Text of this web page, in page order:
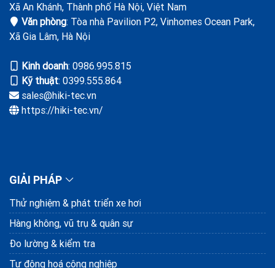
Molex VN tin dùng giải pháp và dịch vụ
cho HIKI cung cấp
Bàn giao và đào tạo cho Canon VN hệ
thống giám sát khuôn (CPS)
18/01/2025
Xã An Khánh, Thành phố Hà Nội, Việt Nam
Văn phòng: Tòa nhà Pavilion P2, Vinhomes Ocean Park,
Xã Gia Lâm, Hà Nội
Kinh doanh: ‭0986.995.815
Kỹ thuật: 0399.555.864
sales@hiki-tec.vn
https://hiki-tec.vn/
GIẢI PHÁP
Thử nghiệm & phát triển xe hơi
Hàng không, vũ trụ & quân sự
Đo lường & kiểm tra
Tự động hoá công nghiệp